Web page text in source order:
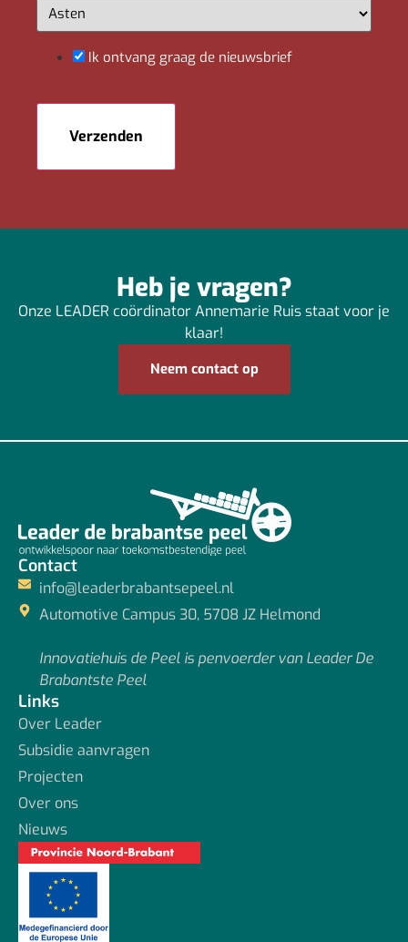
Ik ontvang graag de nieuwsbrief
Heb je vragen?
Onze LEADER coördinator Annemarie Ruis staat voor je
klaar!
Neem contact op
Contact
info@leaderbrabantsepeel.nl
Automotive Campus 30, 5708 JZ Helmond
Innovatiehuis de Peel is penvoerder van Leader De
Brabantste Peel
Links
Over Leader
Subsidie aanvragen
Projecten
Over ons
Nieuws